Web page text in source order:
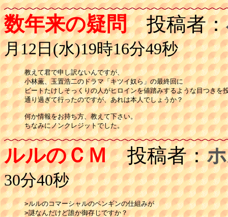
数年来の疑問投稿者：
月12日(水)19時16分49秒
教えて君で申し訳ないんですが、
小林薫、玉置浩二のドラマ「キツイ奴ら」の最終回に
ビートたけしそっくりの人がヒロインを値踏みするような目つきを
通り過ぎて行ったのですが、あれは本人でしょうか？
何か情報をお持ち方、教えて下さい。
ルルのＣＭ投稿者：
30分40秒
>ルルのコマーシャルのペンギンの仕組みが
>謎なんだけど誰か御存じですか？